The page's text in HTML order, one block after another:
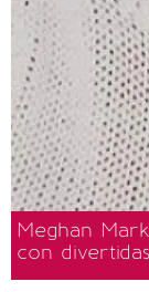
Meghan
con